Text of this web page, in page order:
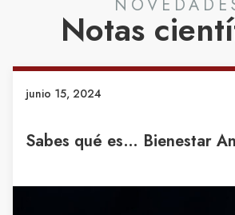
Notas
junio 15, 2024
Sabes cómo impacta el
Bienestar animal?